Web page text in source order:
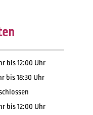
bis 12:00 Uhr
bis 18:30 Uhr
bis 12:00 Uhr